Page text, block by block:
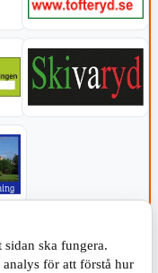
ska fungera.
för att förstå hur